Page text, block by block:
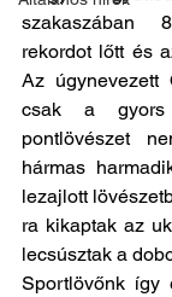
szakaszában
rekordot lőtt és
Az úgynevezett
csak a gyors
pontlövészet
hármas
lezajlott
ra kikaptak az
lecsúsztak a
Sportlövőnk